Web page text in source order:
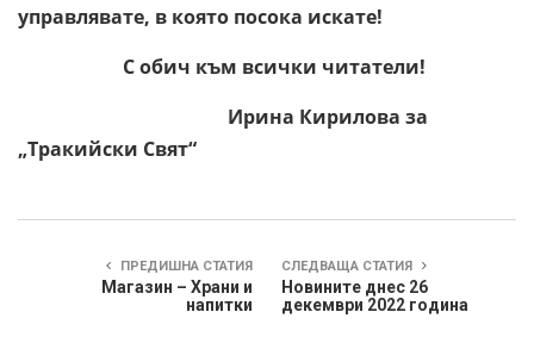
управлявате, в която посока искате!
С обич към всички читатели!
Ирина Кирилова за
„Тракийски Свят“
ПРЕДИШНА СТАТИЯ
Магазин – Храни и
напитки
СЛЕДВАЩА СТАТИЯ
Новините днес 26
декември 2022 година